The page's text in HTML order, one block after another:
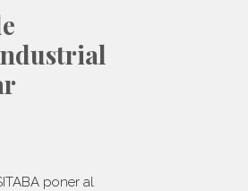
poner al